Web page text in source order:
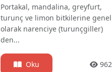
Portakal, mandalina, greyfurt,
turunç ve limon bitkilerine genel
olarak narenciye (turunçgiller)
den...
Oku 962